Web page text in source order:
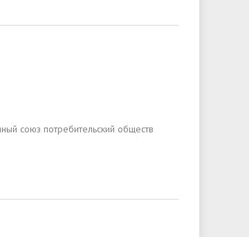
союз потребительский обществ